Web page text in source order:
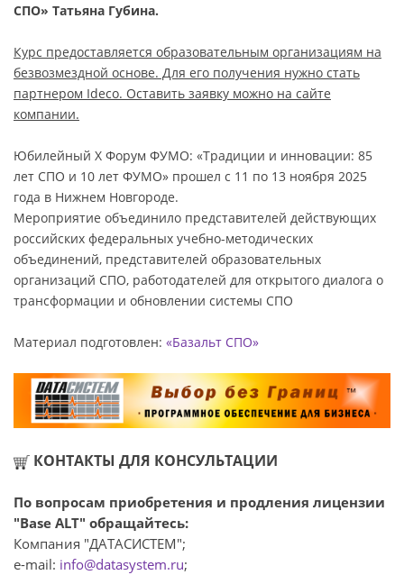
СПО» Татьяна Губина.
Курс предоставляется образовательным организациям на
безвозмездной основе. Для его получения нужно стать
партнером Ideco. Оставить заявку можно на сайте
компании.
Юбилейный X Форум ФУМО: «Традиции и инновации: 85
лет СПО и 10 лет ФУМО» прошел с 11 по 13 ноября 2025
года в Нижнем Новгороде.
Мероприятие объединило представителей действующих
российских федеральных учебно-методических
объединений, представителей образовательных
организаций СПО, работодателей для открытого диалога о
трансформации и обновлении системы СПО
Материал подготовлен: «Базальт СПО»
КОНТАКТЫ ДЛЯ КОНСУЛЬТАЦИИ
По вопросам приобретения и продления лицензии
"Base ALT" обращайтесь:
Компания "ДАТАСИСТЕМ";
e-mail: info@datasystem.ru;